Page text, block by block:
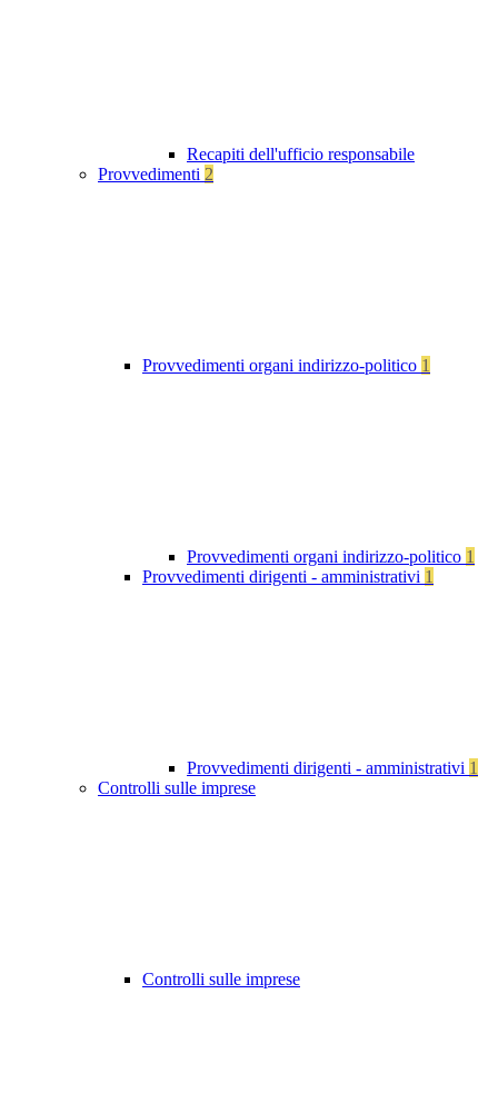
Recapiti dell'ufficio responsabile
Provvedimenti 2
Provvedimenti organi indirizzo-politico 1
Provvedimenti organi indirizzo-politico 1
Provvedimenti dirigenti - amministrativi 1
Provvedimenti dirigenti - amministrativi 1
Controlli sulle imprese
Controlli sulle imprese